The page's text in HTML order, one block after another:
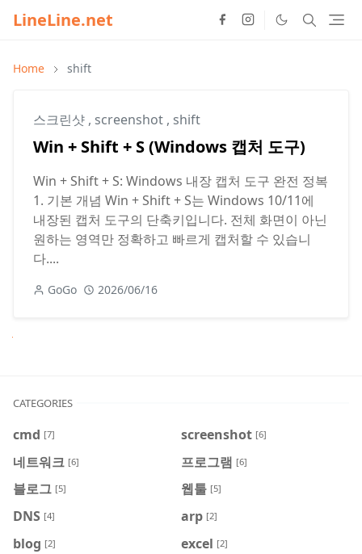
LineLine.net
Home shift
스크린샷 , screenshot , shift
Win + Shift + S (Windows 캡처 도구)
Win + Shift + S: Windows 내장 캡처 도구 완전 정복
1. 기본 개념 Win + Shift + S는 Windows 10/11에
내장된 캡처 도구의 단축키입니다. 전체 화면이 아닌
원하는 영역만 정확하고 빠르게 캡처할 수 있습니
다....
GoGo 2026/06/16
CATEGORIES
cmd [7] screenshot [6]
네트워크 [6] 프로그램 [6]
블로그 [5] 웹툴 [5]
DNS [4] arp [2]
blog [2] excel [2]